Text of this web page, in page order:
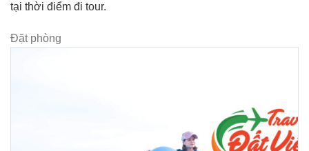
tại thời điểm đi tour.
Đặt phòng